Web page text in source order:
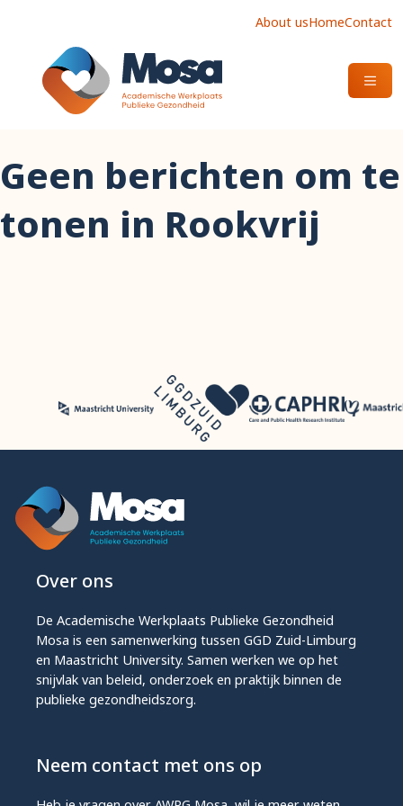
About usHomeContact
OPEN
Geen berichten om te
tonen in Rookvrij
Over ons
De Academische Werkplaats Publieke Gezondheid
Mosa is een samenwerking tussen GGD Zuid-Limburg
en Maastricht University. Samen werken we op het
snijvlak van beleid, onderzoek en praktijk binnen de
publieke gezondheidszorg.
Neem contact met ons op